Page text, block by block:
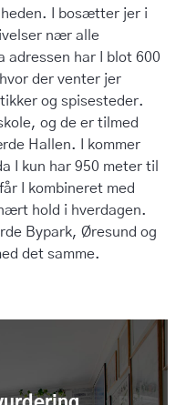
I bosætter jer i
nær alle
adressen har I blot 600
der venter jer
og spisesteder.
og de er tilmed
Hallen. I kommer
I kun har 950 meter til
I kombineret med
hold i hverdagen.
Bypark, Øresund og
det samme.